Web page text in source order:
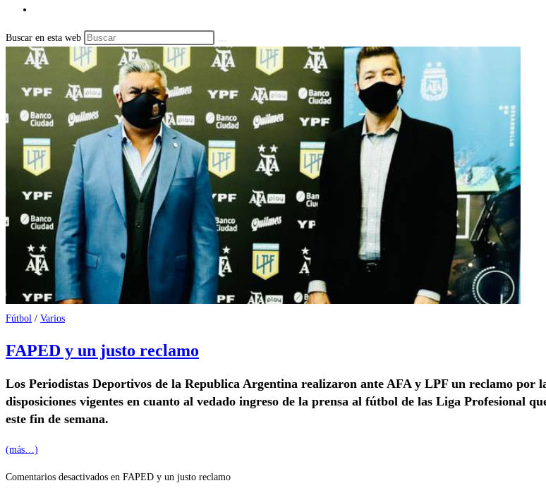
Buscar en esta web
Fútbol / Varios
FAPED y un justo reclamo
Los Periodistas Deportivos de la Republica Argentina realizaron ante AFA y LPF un reclamo por
disposiciones vigentes en cuanto al vedado ingreso de la prensa al fútbol de las Liga Profesional
este fin de semana.
(más…)
Comentarios desactivados en FAPED y un justo reclamo